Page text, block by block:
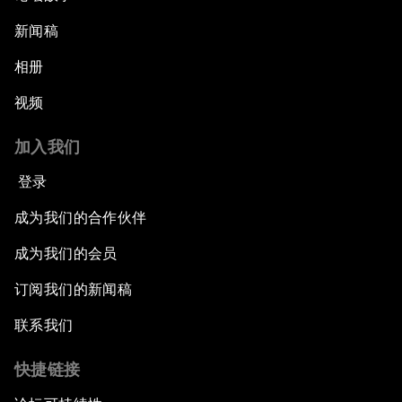
新闻稿
相册
视频
加入我们
登录
成为我们的合作伙伴
成为我们的会员
订阅我们的新闻稿
联系我们
快捷链接